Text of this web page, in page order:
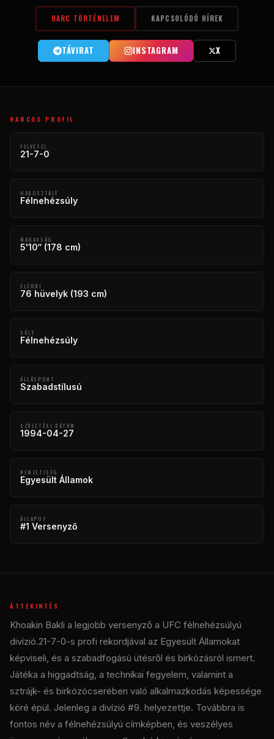
HARC TÖRTÉNELEM KAPCSOLÓDÓ HÍREK
TÁVIRAT INSTAGRAM X
HARCOS PROFIL
FELVÉTEL
21-7-0
HADOSZTÁLY
Félnehézsúly
MAGASSÁG
5'10“ (178 cm)
ELÉRNI
76 hüvelyk (193 cm)
SÚLY
Félnehézsúly
ÁLLÁSPONT
Szabadstílusú
SZÜLETÉSI DÁTUM
1994-04-27
NEMZETISÉG
Egyesült Államok
ÁLLAPOT
#1 Versenyző
ÁTTEKINTÉS
Khoakin Bakli a legjobb versenyző a UFC félnehézsúlyú
divízió.21-7-0-s profi rekordjával az Egyesült Államokat
képviseli, és a szabadfogású ütésről és birkózásról ismert.
Játéka a higgadtság, a technikai fegyelem, valamint a
sztrájk- és birkózócserében való alkalmazkodás képessége
köré épül. Jelenleg a divízió #9. helyezettje. Továbbra is
fontos név a félnehézsúlyú címképben, és veszélyes